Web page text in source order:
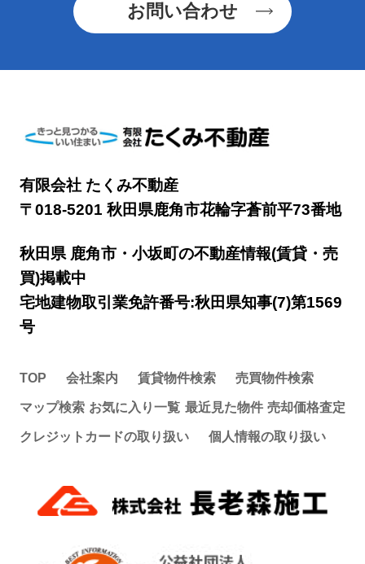
お問い合わせ
有限会社 たくみ不動産
〒018-5201 秋田県鹿角市花輪字蒼前平73番地
秋田県 鹿角市・小坂町の不動産情報(賃貸・売
買)掲載中
宅地建物取引業免許番号:秋田県知事(7)第1569
号
TOP 会社案内 賃貸物件検索 売買物件検索
マップ検索 お気に入り一覧 最近見た物件 売却価格査定
クレジットカードの取り扱い 個人情報の取り扱い